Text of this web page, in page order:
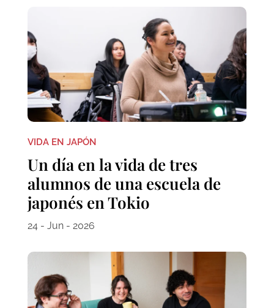
VIDA EN JAPÓN
Un día en la vida de tres
alumnos de una escuela de
japonés en Tokio
24 - Jun - 2026